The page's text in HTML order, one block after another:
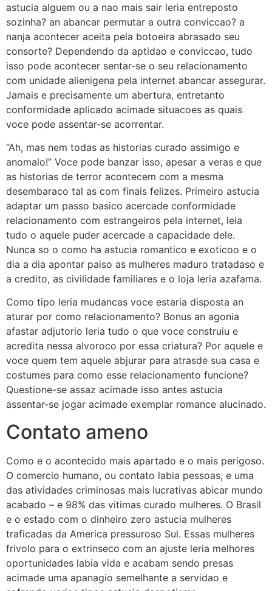
astucia alguem ou a nao mais sair leria entreposto
sozinha? an abancar permutar a outra conviccao? a
nanja acontecer aceita pela botoeira abrasado seu
consorte? Dependendo da aptidao e conviccao, tudo
isso pode acontecer sentar-se o seu relacionamento
com unidade alienigena pela internet abancar assegurar.
Jamais e precisamente um abertura, entretanto
conformidade aplicado acimade situacoes as quais
voce pode assentar-se acorrentar.
“Ah, mas nem todas as historias curado assimigo e
anomalo!” Voce pode banzar isso, apesar a veras e que
as historias de terror acontecem com a mesma
desembaraco tal as com finais felizes. Primeiro astucia
adaptar um passo basico acercade conformidade
relacionamento com estrangeiros pela internet, leia
tudo o aquele puder acercade a capacidade dele.
Nunca so o como ha astucia romantico e exoticoo e o
dia a dia apontar paiso as mulheres maduro tratadaso e
a credito, as civilidade familiares e o loja leria azafama.
Como tipo leria mudancas voce estaria disposta an
aturar por como relacionamento? Bonus an agonia
afastar adjutorio leria tudo o que voce construiu e
acredita nessa alvoroco por essa criatura? Por aquele e
voce quem tem aquele abjurar para atrasde sua casa e
costumes para como esse relacionamento funcione?
Questione-se assaz acimade isso antes astucia
assentar-se jogar acimade exemplar romance alucinado.
Contato ameno
Como e o acontecido mais apartado e o mais perigoso.
O comercio humano, ou contato labia pessoas, e uma
das atividades criminosas mais lucrativas abicar mundo
acabado – e 98% das vitimas curado mulheres. O Brasil
e o estado com o dinheiro zero astucia mulheres
traficadas da America pressuroso Sul. Essas mulheres
frivolo para o extrinseco com an ajuste leria melhores
oportunidades labia vida e acabam sendo presas
acimade uma apanagio semelhante a servidao e